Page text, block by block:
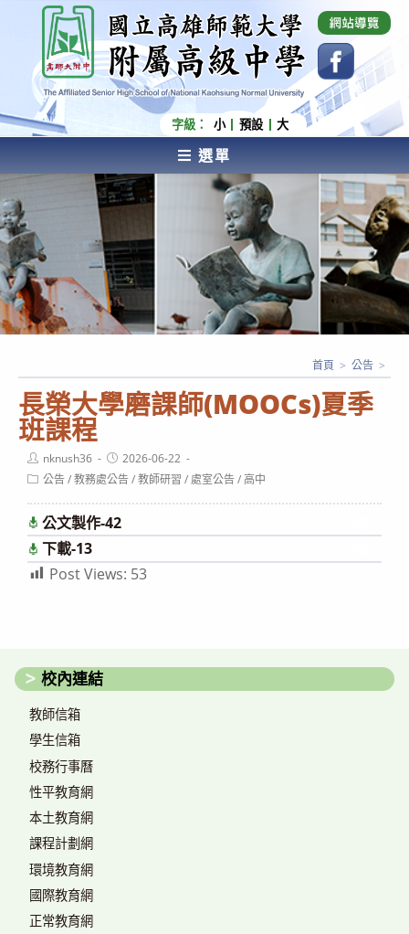
內
容
國立高雄師範大學附屬高級中學 Affiliated Senior
High School of National Kaohsiung Normal
University
字級： 小 預設 大
選單
AFFILIATED SENIOR HIGH SCHOOL OF NATIONAL
KAOHSIUNG NORMAL UNIVERSITY
長榮大學磨課師(MOOCs)夏季
班課程
首頁 > 公告 >
Post
author:
nknush36
Post
published:
2026-06-22
Post公告/教務處公告/教師研習 /處室公告/高中
公文製作-42
下載-13
Post Views: 53
校內連結
教師信箱
學生信箱
校務行事曆
性平教育網
本土教育網
課程計劃網
環境教育網
國際教育網
正常教育網